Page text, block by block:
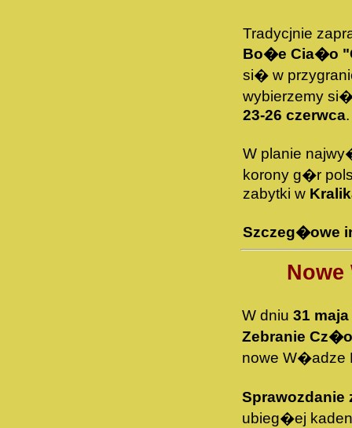
Tradycjnie
Bo�e Cia�o
si� w
wybierzemy
23-26 czerwca.
W planie
korony g�r
zabytki w
Szczeg�owe
Nowe
W dniu 31 maja
Zebranie
nowe W�adze
ubieg�ej